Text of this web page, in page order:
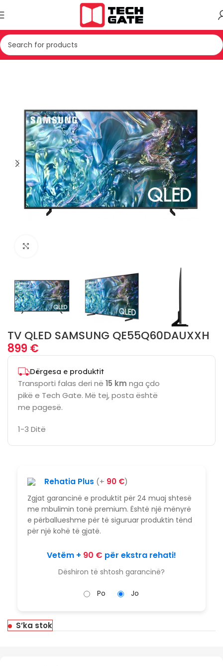
Kreu TV & AUDIO TV
TV QLED SAMSUNG QE55Q60DAUXXH
899€
Dërgesa e produktit
Transporti falas deri në 15 km nga çdo
pikë e Tech Gate. Më tej, posta është
me pagesë.
1-3 Ditë
Rehatia Plus (+ 90 €)
Zgjat garancinë e produktit për 24 muaj shtesë
me mbulimin tonë premium. Është një mënyrë
e përballueshme për të siguruar produktin tënd
për një kohë të gjatë.
Vetëm + 90 € për ekstra rehati!
Dëshiron të shtosh garancinë?
Po Jo
S’ka stok